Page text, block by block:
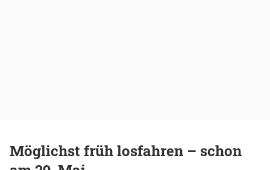
Möglichst früh losfahren – schon